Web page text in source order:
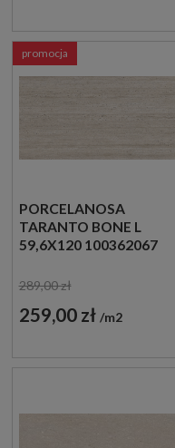
PORCELANOSA
TARANTO BONE L
59,6X120 100362067
TRAWERTYNOWE
289,00 zł
259,00 zł m2
promocja